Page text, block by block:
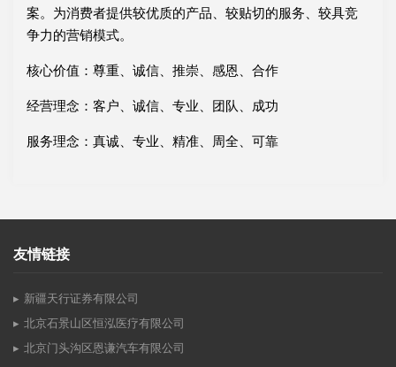
案。为消费者提供较优质的产品、较贴切的服务、较具竞
争力的营销模式。
核心价值：尊重、诚信、推崇、感恩、合作
经营理念：客户、诚信、专业、团队、成功
服务理念：真诚、专业、精准、周全、可靠
友情链接
新疆天行证券有限公司
北京石景山区恒泓医疗有限公司
北京门头沟区恩谦汽车有限公司